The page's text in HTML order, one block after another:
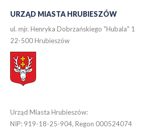
URZĄD MIASTA HRUBIESZÓW
ul. mjr. Henryka Dobrzańskiego "Hubala" 1
22-500 Hrubieszów
Urząd Miasta Hrubieszów:
NIP: 919-18-25-904, Regon 000524074